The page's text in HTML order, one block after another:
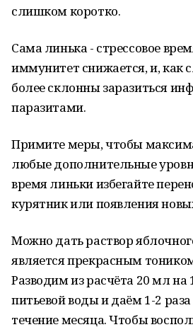
слишком коротко.
Сама линька - стрессовое
иммунитет снижается, и, как
более склонны заразиться
паразитами.
Примите меры, чтобы
любые дополнительные
время линьки избегайте
курятник или появления
Можно дать раствор
является прекрасным
Разводим из расчёта 20 мл на
питьевой воды и даём 1-2
течение месяца. Чтобы